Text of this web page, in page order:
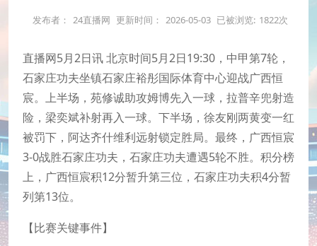
发布者： 24直播网 更新时间： 2026-05-03 已被浏览: 1822次
直播网5月2日讯 北京时间5月2日19:30，中甲第7轮，
石家庄功夫坐镇石家庄裕彤国际体育中心迎战广西恒
宸。上半场，苑修诚助攻姆博先入一球，拉普辛兜射造
险，梁奕斌补射再入一球。下半场，徐友刚两黄变一红
被罚下，阿达齐什维利远射锁定胜局。最终，广西恒宸
3-0战胜石家庄功夫，石家庄功夫遭遇5轮不胜。积分榜
上，广西恒宸积12分暂升第三位，石家庄功夫积4分暂
列第13位。
【比赛关键事件】